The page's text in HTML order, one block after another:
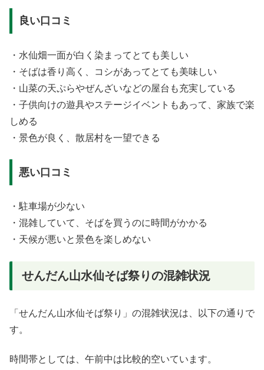
良い口コミ
・水仙畑一面が白く染まってとても美しい
・そばは香り高く、コシがあってとても美味しい
・山菜の天ぷらやぜんざいなどの屋台も充実している
・子供向けの遊具やステージイベントもあって、家族で楽
しめる
・景色が良く、散居村を一望できる
悪い口コミ
・駐車場が少ない
・混雑していて、そばを買うのに時間がかかる
・天候が悪いと景色を楽しめない
せんだん山水仙そば祭りの混雑状況
「せんだん山水仙そば祭り」の混雑状況は、以下の通りで
す。
時間帯としては、午前中は比較的空いています。